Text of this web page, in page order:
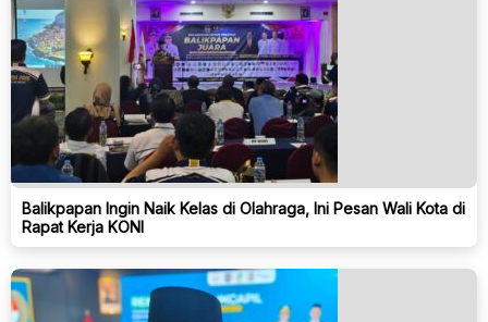
Balikpapan Ingin Naik Kelas di Olahraga, Ini Pesan Wali Kota di
Rapat Kerja KONI